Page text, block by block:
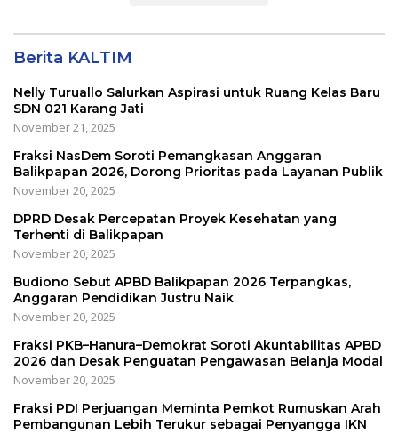
Berita KALTIM
Nelly Turuallo Salurkan Aspirasi untuk Ruang Kelas Baru
SDN 021 Karang Jati
November 21, 2025
Fraksi NasDem Soroti Pemangkasan Anggaran
Balikpapan 2026, Dorong Prioritas pada Layanan Publik
November 20, 2025
DPRD Desak Percepatan Proyek Kesehatan yang
Terhenti di Balikpapan
November 20, 2025
Budiono Sebut APBD Balikpapan 2026 Terpangkas,
Anggaran Pendidikan Justru Naik
November 20, 2025
Fraksi PKB–Hanura–Demokrat Soroti Akuntabilitas APBD
2026 dan Desak Penguatan Pengawasan Belanja Modal
November 20, 2025
Fraksi PDI Perjuangan Meminta Pemkot Rumuskan Arah
Pembangunan Lebih Terukur sebagai Penyangga IKN